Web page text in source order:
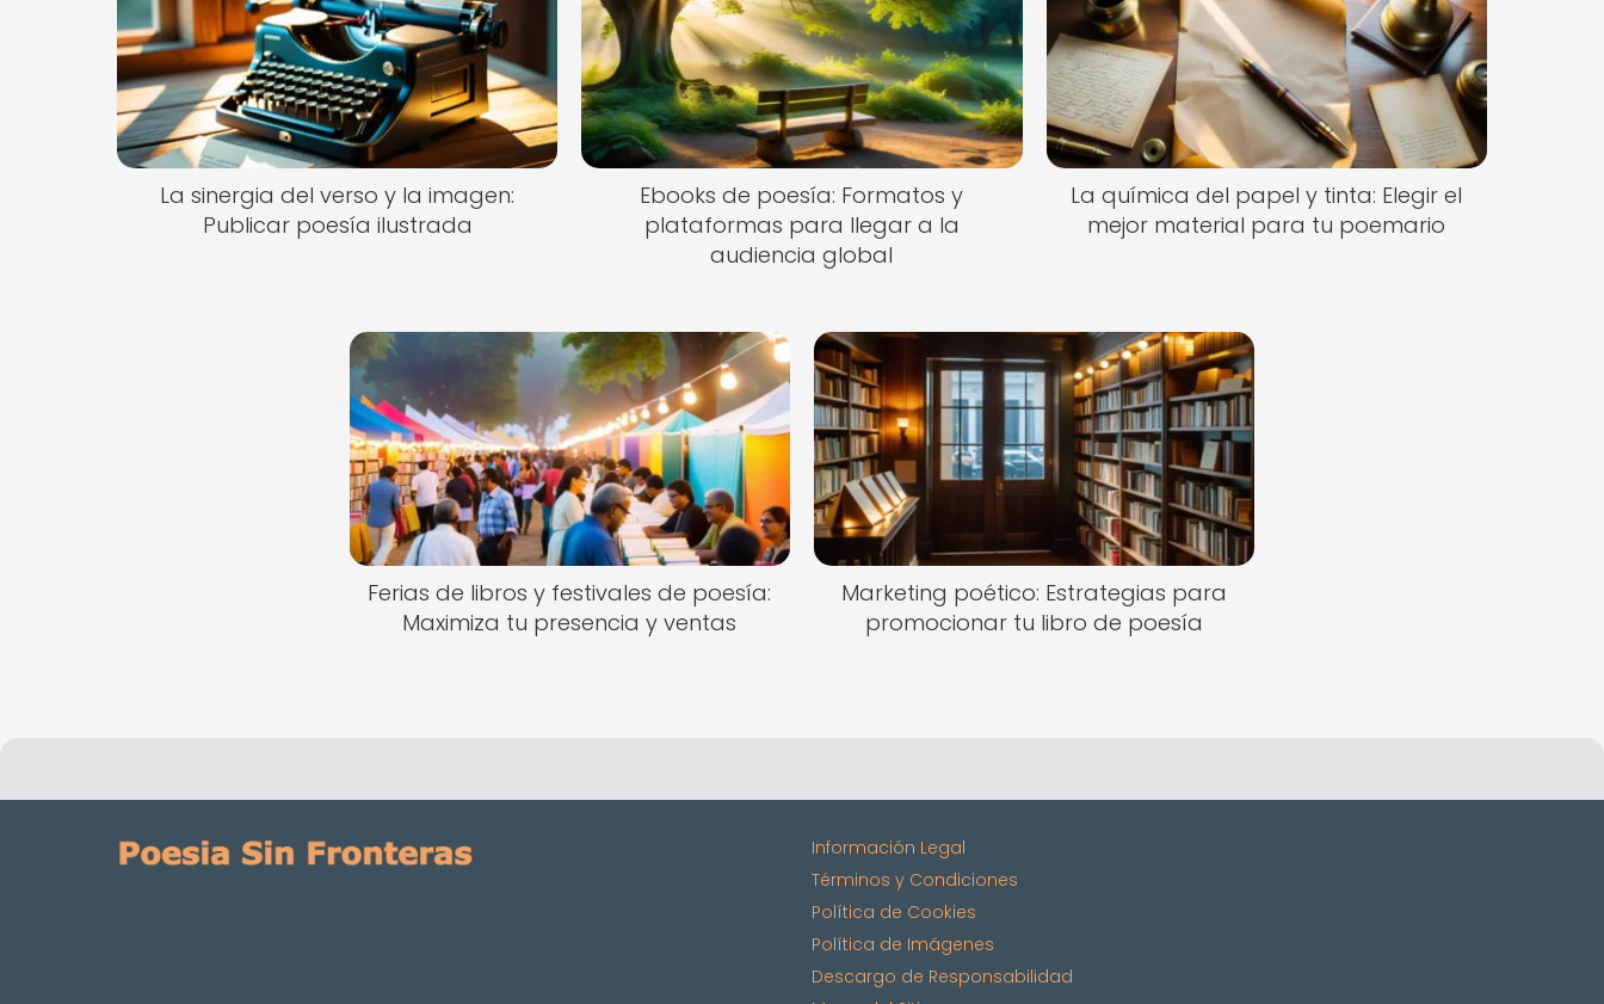
La sinergia del verso y la imagen:
Publicar poesía ilustrada
Ebooks de poesía: Formatos y
plataformas para llegar a la
audiencia global
La química del papel y tinta: Elegir el
mejor material para tu poemario
Ferias de libros y festivales de poesía:
Maximiza tu presencia y ventas
Marketing poético: Estrategias para
promocionar tu libro de poesía
Información Legal
Términos y Condiciones
Política de Cookies
Política de Imágenes
Descargo de Responsabilidad